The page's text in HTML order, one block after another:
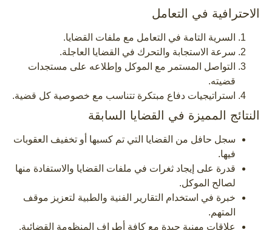
الاحترافية في التعامل
السرية التامة في التعامل مع ملفات القضايا.
سرعة الاستجابة والتحرك في القضايا العاجلة.
التواصل المستمر مع الموكل وإطلاعه على مستجدات
قضيته.
استراتيجيات دفاع مبتكرة تتناسب مع خصوصية كل قضية.
النتائج المميزة في القضايا السابقة
سجل حافل من القضايا التي تم كسبها أو تخفيف العقوبات
فيها.
قدرة على إيجاد ثغرات في ملفات القضايا والاستفادة منها
لصالح الموكل.
خبرة في استخدام التقارير الفنية والطبية لتعزيز موقف
المتهم.
علاقات مهنية جيدة مع كافة أطراف المنظومة القضائية.